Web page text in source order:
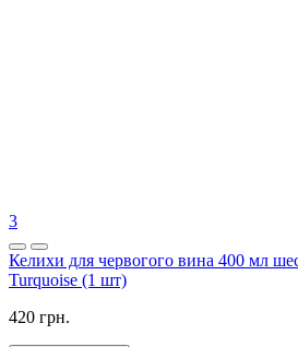
3
Келихи для червогого вина 400 мл
Turquoise (1 шт)
420 грн.